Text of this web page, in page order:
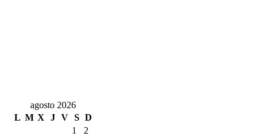
agosto 2026
L M X J V S D
1
2